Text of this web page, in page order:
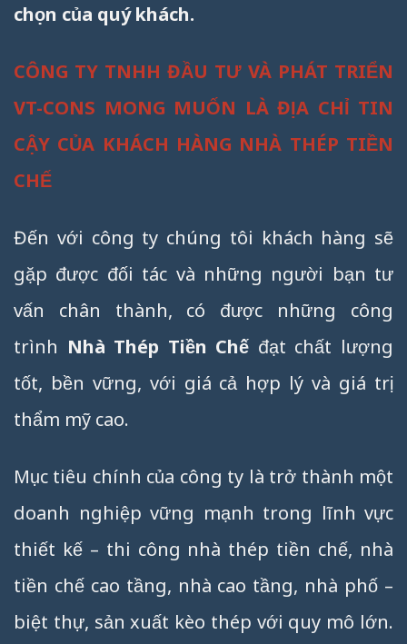
chọn của quý khách.
CÔNG TY TNHH ĐẦU TƯ VÀ PHÁT TRIỂN
VT-CONS MONG MUỐN LÀ ĐỊA CHỈ TIN
CẬY CỦA KHÁCH HÀNG NHÀ THÉP TIỀN
CHẾ
Đến với công ty chúng tôi khách hàng sẽ
gặp được đối tác và những người bạn tư
vấn chân thành, có được những công
trình Nhà Thép Tiền Chế đạt chất lượng
tốt, bền vững, với giá cả hợp lý và giá trị
thẩm mỹ cao.
Mục tiêu chính của công ty là trở thành một
doanh nghiệp vững mạnh trong lĩnh vực
thiết kế – thi công nhà thép tiền chế, nhà
tiền chế cao tầng, nhà cao tầng, nhà phố –
biệt thự, sản xuất kèo thép với quy mô lớn.